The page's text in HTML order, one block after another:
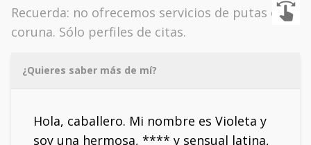
Recuerda: no ofrecemos servicios de putas en
coruna. Sólo perfiles de citas.
¿Quieres saber más de mí?
Hola, caballero. Mi nombre es Violeta y
soy una hermosa, **** y sensual latina,